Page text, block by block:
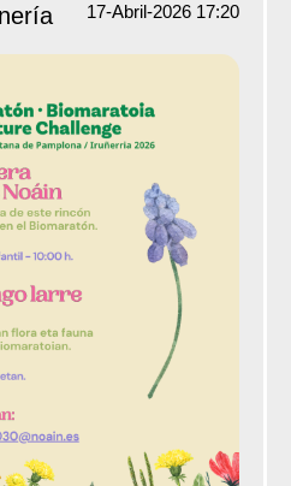
17-Abril-2026 17:20